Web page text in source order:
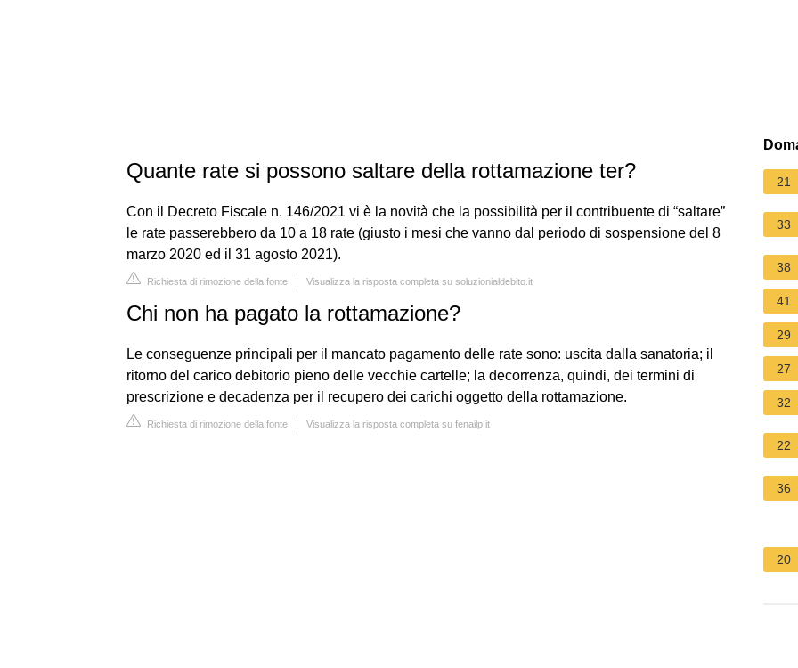
Quante rate si possono saltare della rottamazione ter?
Con il Decreto Fiscale n. 146/2021 vi è la novità che la possibilità per il contribuente di “saltare”
le rate passerebbero da 10 a 18 rate (giusto i mesi che vanno dal periodo di sospensione del 8
marzo 2020 ed il 31 agosto 2021).
Richiesta di rimozione della fonte | Visualizza la risposta completa su soluzionialdebito.it
Chi non ha pagato la rottamazione?
Le conseguenze principali per il mancato pagamento delle rate sono: uscita dalla sanatoria; il
ritorno del carico debitorio pieno delle vecchie cartelle; la decorrenza, quindi, dei termini di
prescrizione e decadenza per il recupero dei carichi oggetto della rottamazione.
Richiesta di rimozione della fonte | Visualizza la risposta completa su fenailp.it
21
33
38
41
29
27
32
22
36
20